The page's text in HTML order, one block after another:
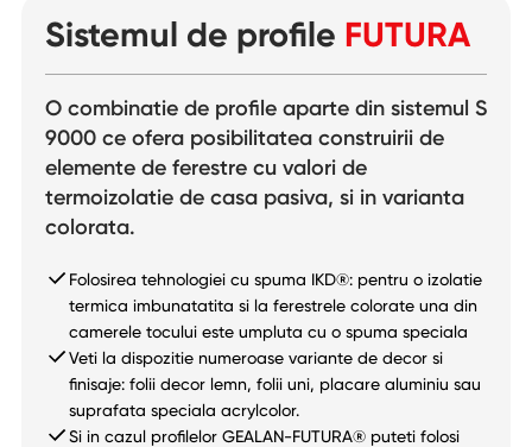
Sistemul de profile FUTURA
O combinatie de profile aparte din sistemul S
9000 ce ofera posibilitatea construirii de
elemente de ferestre cu valori de
termoizolatie de casa pasiva, si in varianta
colorata.
Folosirea tehnologiei cu spuma IKD®: pentru o izolatie
termica imbunatatita si la ferestrele colorate una din
camerele tocului este umpluta cu o spuma speciala
Veti la dispozitie numeroase variante de decor si
finisaje: folii decor lemn, folii uni, placare aluminiu sau
suprafata speciala acrylcolor.
Si in cazul profilelor GEALAN-FUTURA® puteti folosi